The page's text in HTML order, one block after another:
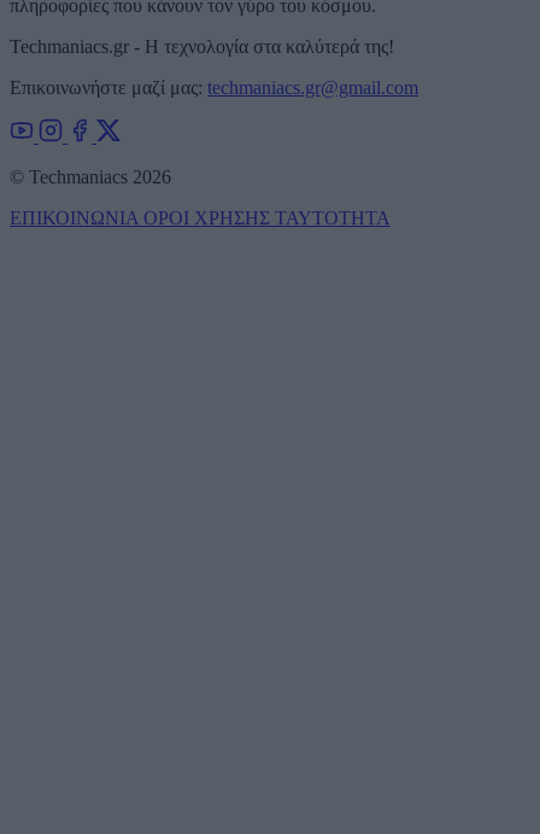
πληροφορίες που κάνουν τον γύρο του κόσμου.
Techmaniacs.gr - Η τεχνολογία στα καλύτερά της!
Επικοινωνήστε μαζί μας: techmaniacs.gr@gmail.com
© Techmaniacs 2026
ΕΠΙΚΟΙΝΩΝΙΑ ΟΡΟΙ ΧΡΗΣΗΣ ΤΑΥΤΟΤΗΤΑ